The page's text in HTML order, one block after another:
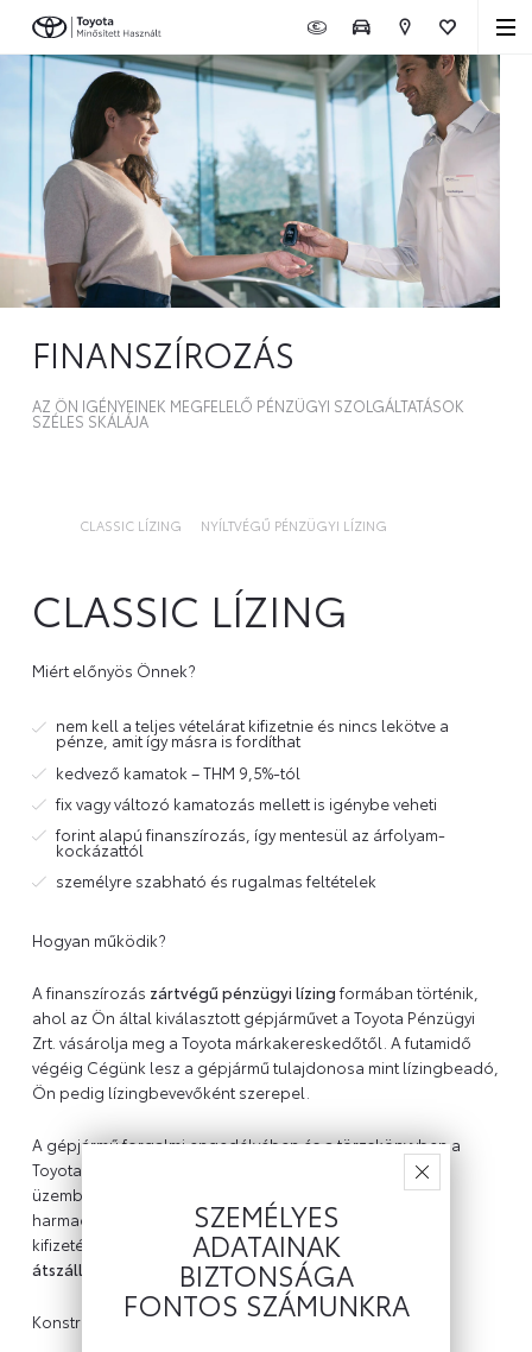
FINANSZÍROZÁS
AZ ÖN IGÉNYEINEK MEGFELELŐ PÉNZÜGYI SZOLGÁLTATÁSOK
SZÉLES SKÁLÁJA
CLASSIC LÍZING NYÍLTVÉGŰ PÉNZÜGYI LÍZING
CLASSIC LÍZING
Miért előnyös Önnek?
nem kell a teljes vételárat kifizetnie és nincs lekötve a
pénze, amit így másra is fordíthat
kedvező kamatok – THM 9,5%-tól
fix vagy változó kamatozás mellett is igénybe veheti
forint alapú finanszírozás, így mentesül az árfolyam-
kockázattól
személyre szabható és rugalmas feltételek
Hogyan működik?
A finanszírozás zártvégű pénzügyi lízingformában történik,
ahol az Ön által kiválasztott gépjárművet a Toyota Pénzügyi
Zrt. vásárolja meg a Toyota márkakereskedőtől. A futamidő
végéig Cégünk lesz a gépjármű tulajdonosa mint lízingbeadó,
Ön pedig lízingbevevőként szerepel.
A gépjármű forgalmi engedélyében és a törzskönyvben a
Toyota Pénzügyi Zrt. van feltüntetve tulajdonosként,
üzembentartóként pedig Ön vagy az Ön által megjelölt
harmadik fél szerepel. A futamidő végén, az összes díj
kifizetése után a
gépjármű tulajdonjoga automatikusan
átszáll Önre
Konstrukció jellemzői
SZEMÉLYES
ADATAINAK
BIZTONSÁGA
FONTOS SZÁMUNKRA